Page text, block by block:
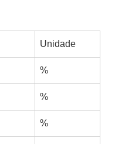
Unidade
%
%
%